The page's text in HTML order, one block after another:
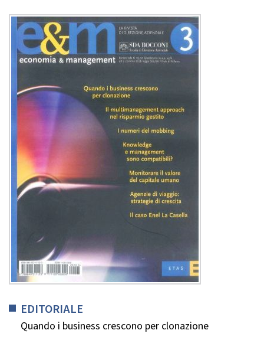
EDITORIALE
Quando i business crescono per clonazione